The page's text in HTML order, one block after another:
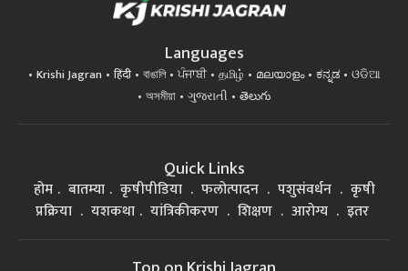
Languages
Krishi Jagran हिंदी বাঙালি ਪੰਜਾਬੀ தமிழ் മലയാളം ಕನ್ನಡ
ଓଡିଆ
অসমীয়া
ગુજરાતી తెలుగు
Quick Links
होम बातम्या कृषीपीडिया फलोत्पादन पशुसंवर्धन
कृषी
प्रक्रिया
यशकथा यांत्रिकीकरण शिक्षण आरोग्य इतर